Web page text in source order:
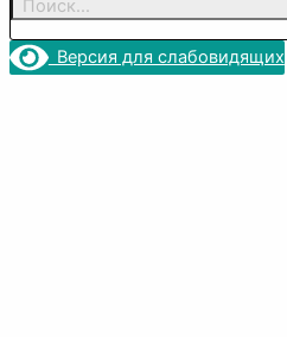
Версия для слабовидящих